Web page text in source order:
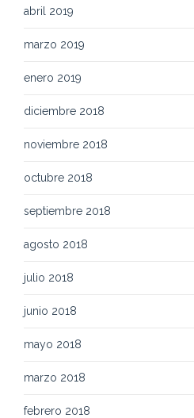
abril 2019
marzo 2019
enero 2019
diciembre 2018
noviembre 2018
octubre 2018
septiembre 2018
agosto 2018
julio 2018
junio 2018
mayo 2018
marzo 2018
febrero 2018